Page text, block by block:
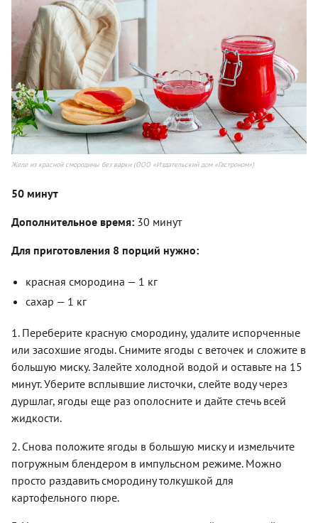
Желе из красной смородины без варки (ООО «Издательский дом «Гастроном»)
50 минут
Дополнительное время: 30 минут
Для приготовления 8 порций нужно:
красная смородина — 1 кг
сахар — 1 кг
1. Переберите красную смородину, удалите испорченные
или засохшие ягоды. Снимите ягоды с веточек и сложите в
большую миску. Залейте холодной водой и оставьте на 15
минут. Уберите всплывшие листочки, слейте воду через
дуршлаг, ягоды еще раз ополосните и дайте стечь всей
жидкости.
2. Снова положите ягоды в большую миску и измельчите
погружным блендером в импульсном режиме. Можно
просто раздавить смородину толкушкой для
картофельного пюре.